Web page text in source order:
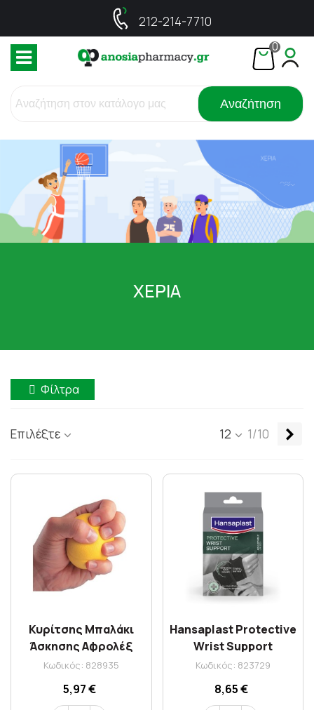
212-214-7710
0
Αναζήτηση
ΧΕΡΙΑ
Φίλτρα
Επιλέξτε 12 1/10
Κυρίτσης Μπαλάκι
Άσκησης Αφρολέξ
6,5cm
Κωδικός: 828935
5,97 €
Hansaplast Protective
Wrist Support
Κωδικός: 823729
8,65 €